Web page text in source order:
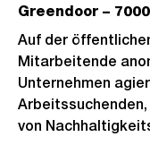
Greendoor –
Auf der
Mitarbeitende
Unternehmen
von